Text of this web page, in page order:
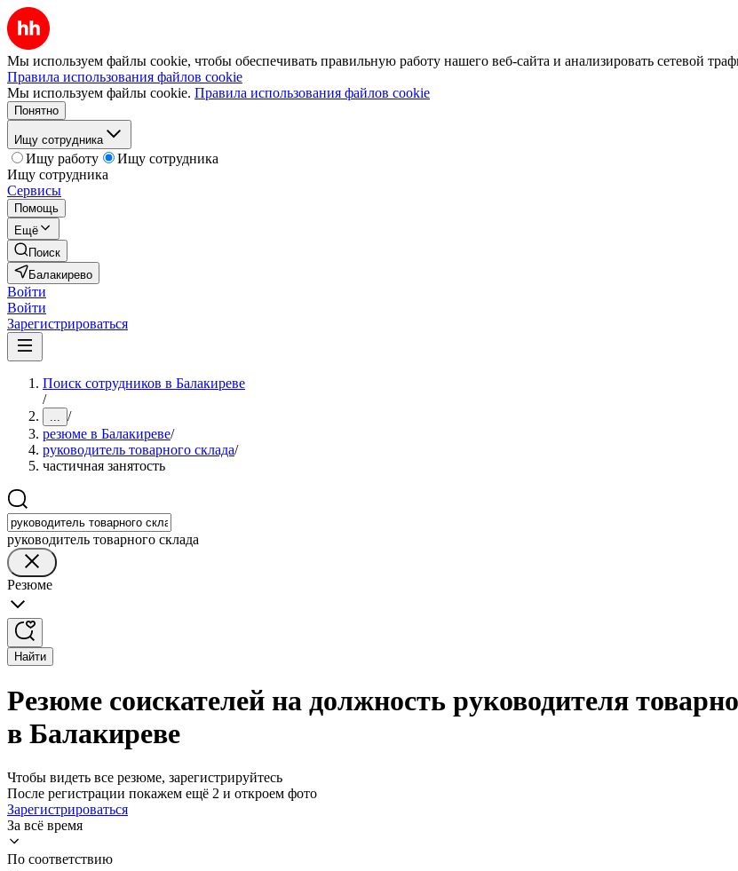
Мы используем файлы cookie, чтобы обеспечивать правильную работу нашего веб-сайта и анализировать сетевой
Правила использования файлов cookie
Мы используем файлы cookie. Правила использования файлов cookie
Понятно
Ищу сотрудника
Ищу работу
Ищу сотрудника
Ищу сотрудника
Сервисы
Помощь
Ещё
Поиск
Балакирево
Войти
Войти
Зарегистрироваться
Поиск сотрудников в Балакиреве
/
... /
резюме в Балакиреве/
руководитель товарного склада/
частичная занятость
руководитель товарного склада
Резюме
Найти
Резюме соискателей на должность руководителя
в Балакиреве
Чтобы видеть все резюме, зарегистрируйтесь
После регистрации покажем ещё 2 и откроем фото
Зарегистрироваться
За всё время
По соответствию